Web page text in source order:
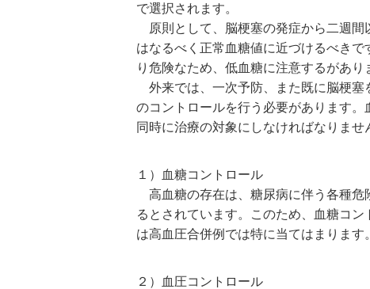
で選択されます。
原則として、脳梗塞の発症から二週間
はなるべく正常血糖値に近づけるべき
り危険なため、低血糖に注意するがあり
外来では、一次予防、また既に脳梗塞
のコントロールを行う必要があります
同時に治療の対象にしなければなりませ
１）血糖コントロール
高血糖の存在は、糖尿病に伴う各種危
るとされています。このため、血糖コ
は高血圧合併例では特に当てはまります。
２）血圧コントロール